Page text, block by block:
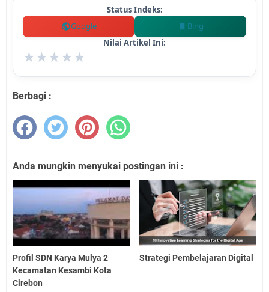
Status Indeks:
Google
Bing
Nilai Artikel Ini:
★★★★★
Berbagi :
Anda mungkin menyukai postingan ini :
Profil SDN Karya Mulya 2
Kecamatan Kesambi Kota
Cirebon
Strategi Pembelajaran Digital